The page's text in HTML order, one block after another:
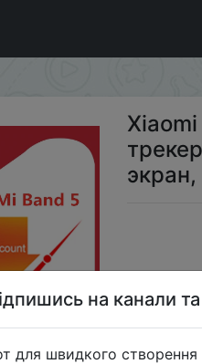
фитнес-трекер,
на канали
для швидкого